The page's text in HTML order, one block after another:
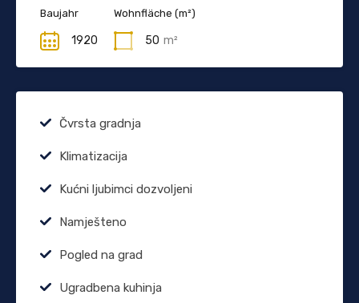
Baujahr
1920
Wohnfläche (m²)
50 m²
Čvrsta gradnja
Klimatizacija
Kućni ljubimci dozvoljeni
Namješteno
Pogled na grad
Ugradbena kuhinja